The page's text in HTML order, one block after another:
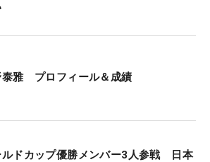
泰雅 プロフィール＆成績
ルドカップ優勝メンバー3人参戦 日本